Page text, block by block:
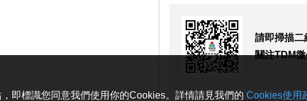
溫
2026-
賽冀助
請即掃描二
關注TDM
即標識您同意我們使用你的Cookies。詳情請見我們的 Cookies使用